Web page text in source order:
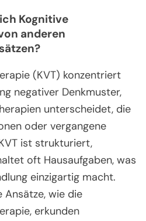
Kognitive
anderen
(KVT) konzentriert
negativer Denkmuster,
unterscheidet, die
oder vergangene
ist strukturiert,
oft Hausaufgaben, was
einzigartig macht.
wie die
erkunden